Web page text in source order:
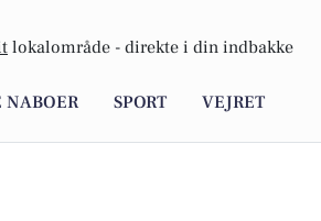
lokalområde - direkte i din indbakke
SPORT VEJRET